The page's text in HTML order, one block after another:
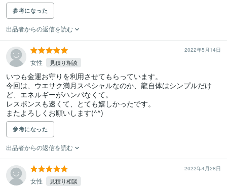
参考になった
出品者からの返信を読む
2022年5月14日
女性 見積り相談
いつも金運お守りを利用させてもらっています。
今回は、ウエサク満月スペシャルなのか、龍自体はシンプルだけ
ど、エネルギーがハンパなくて。
レスポンスも速くて、とても嬉しかったです。
またよろしくお願いします(^^)
参考になった
出品者からの返信を読む
2022年4月28日
女性 見積り相談